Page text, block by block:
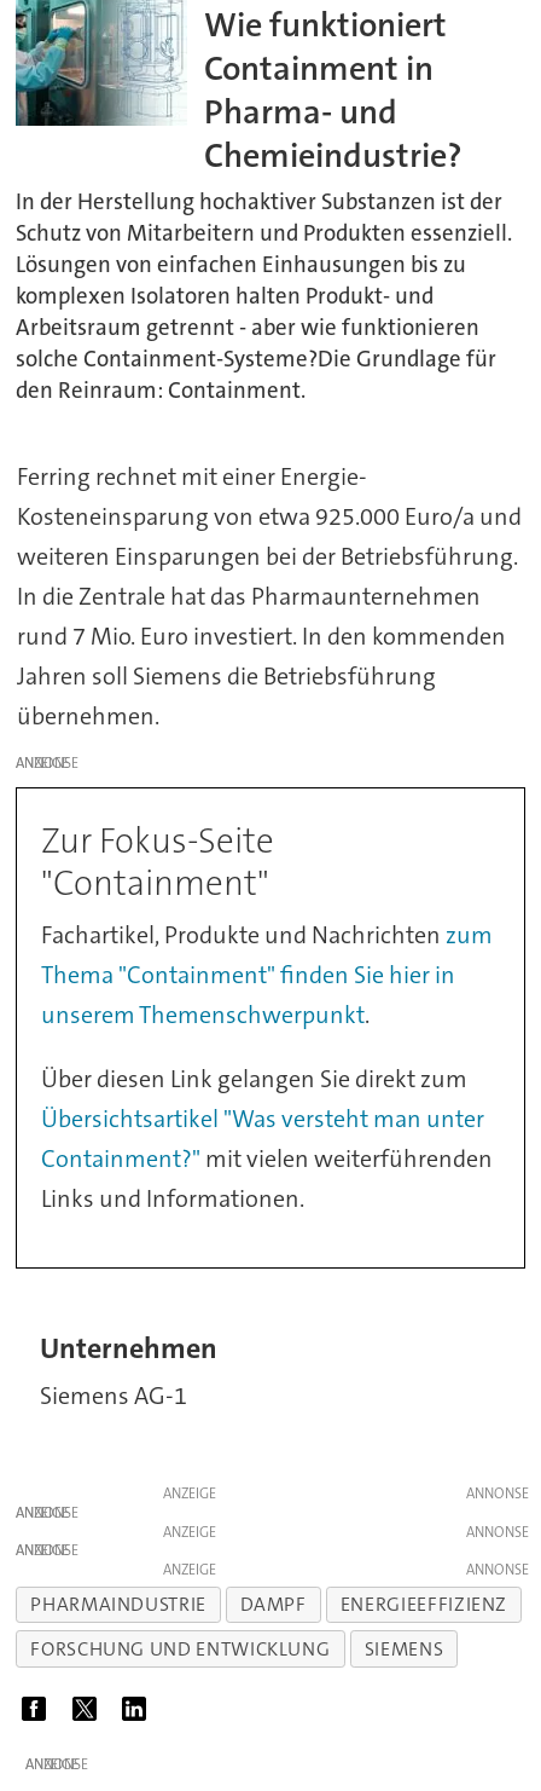
Wie funktioniert
Containment in
Pharma- und
Chemieindustrie?
In der Herstellung hochaktiver Substanzen ist der
Schutz von Mitarbeitern und Produkten essenziell.
Lösungen von einfachen Einhausungen bis zu
komplexen Isolatoren halten Produkt- und
Arbeitsraum getrennt - aber wie funktionieren
solche Containment-Systeme?Die Grundlage für
den Reinraum: Containment.
Ferring rechnet mit einer Energie-
Kosteneinsparung von etwa 925.000 Euro/a und
weiteren Einsparungen bei der Betriebsführung.
In die Zentrale hat das Pharmaunternehmen
rund 7 Mio. Euro investiert. In den kommenden
Jahren soll Siemens die Betriebsführung
übernehmen.
ANZEIGE
Zur Fokus-Seite
"Containment"
Fachartikel, Produkte und Nachrichten zum
Thema "Containment" finden Sie hier in
unserem Themenschwerpunkt.
Über diesen Link gelangen Sie direkt zum
Übersichtsartikel "Was versteht man unter
Containment?" mit vielen weiterführenden
Links und Informationen.
Unternehmen
Siemens AG-1
ANZEIGE
ANZEIGE
ANZEIGE
ANZEIGE
ANZEIGE
PHARMAINDUSTRIE DAMPF
ENERGIEEFFIZIENZ
FORSCHUNG UND ENTWICKLUNG
SIEMENS
ANZEIGE